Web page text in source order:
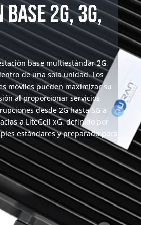
2G, 3G,
base multiestándar 2G,
de una sola unidad. Los
móviles pueden maximizar su
al proporcionar servicios
desde 2G hasta 5G a
a LiteCell xG, definido por
estándares y preparado para